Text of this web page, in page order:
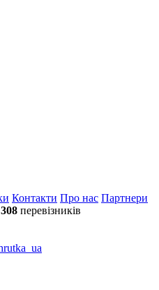
Контакти Про нас Партнери
308 перевізників